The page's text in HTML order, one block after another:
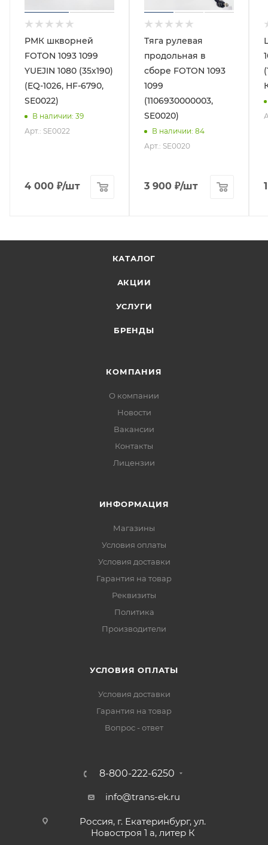
РМК шкворней
FOTON 1093 1099
YUEJIN 1080 (35х190)
(EQ-1026, HF-6790,
SE0022)
В наличии: 39
Арт.: SE0022
4 000 ₽/шт
Тяга рулевая
продольная в
сборе FOTON 1093
1099
(1106930000003,
SE0020)
В наличии: 84
Арт.: SE0020
3 900 ₽/шт
КАТАЛОГ
АКЦИИ
УСЛУГИ
БРЕНДЫ
КОМПАНИЯ
О компании
Новости
Вакансии
Контакты
Лицензии
ИНФОРМАЦИЯ
Магазины
Условия оплаты
Условия доставки
Гарантия на товар
Реквизиты
Политика
Производители
УСЛОВИЯ ОПЛАТЫ
Условия доставки
Гарантия на товар
Вопрос - ответ
8-800-222-6250
info@trans-ek.ru
Россия, г. Екатеринбург, ул.
Новостроя 1 а, литер К